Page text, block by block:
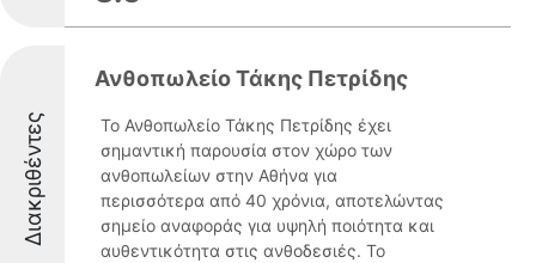
Διακριθέντες
Ανθοπωλείο Τάκης Πετρίδης
Το Ανθοπωλείο Τάκης Πετρίδης έχει
σημαντική παρουσία στον χώρο των
ανθοπωλείων στην Αθήνα για
περισσότερα από 40 χρόνια, αποτελώντας
σημείο αναφοράς για υψηλή ποιότητα και
αυθεντικότητα στις ανθοδεσιές. Το